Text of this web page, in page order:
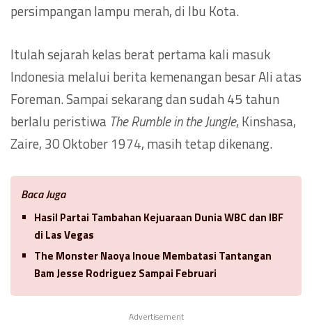
persimpangan lampu merah, di Ibu Kota.
Itulah sejarah kelas berat pertama kali masuk
Indonesia melalui berita kemenangan besar Ali atas
Foreman. Sampai sekarang dan sudah 45 tahun
berlalu peristiwa The Rumble in the Jungle, Kinshasa,
Zaire, 30 Oktober 1974, masih tetap dikenang.
Baca Juga
Hasil Partai Tambahan Kejuaraan Dunia WBC dan IBF
di Las Vegas
The Monster Naoya Inoue Membatasi Tantangan
Bam Jesse Rodriguez Sampai Februari
Advertisement